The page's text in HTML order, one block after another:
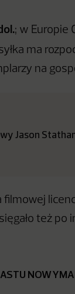
; w Europie
ma
na
Jason
też po